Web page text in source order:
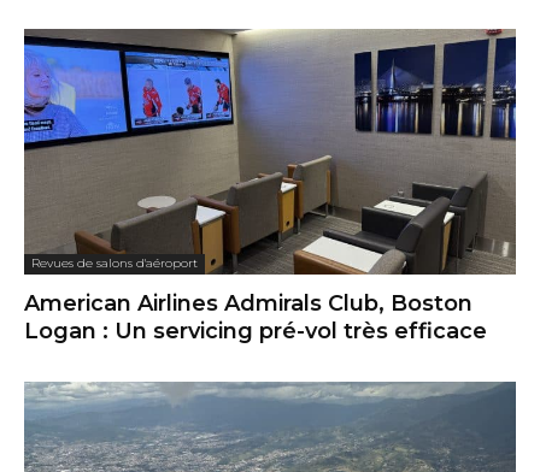
Revues de salons d'aéroport
American Airlines Admirals Club, Boston
Logan : Un servicing pré-vol très efficace